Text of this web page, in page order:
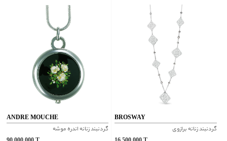
ANDRE MOUCHE
گردنبند زنانه اندره موشه
BROSWAY
گردنبند زنانه برازوی